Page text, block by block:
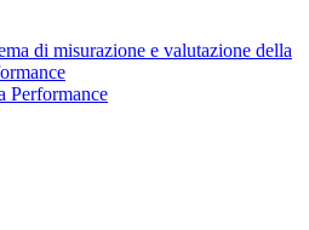
di misurazione e valutazione della
Performance